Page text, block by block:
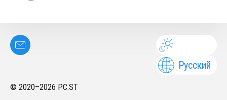
Русский
© 2020–2026 PC.ST